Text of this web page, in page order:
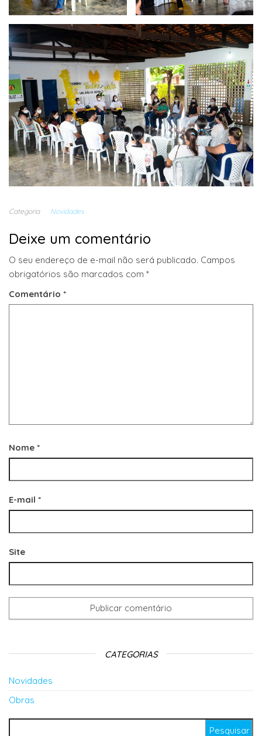
Categoria Novidades
Deixe um comentário
O seu endereço de e-mail não será publicado. Campos
obrigatórios são marcados com *
Comentário *
Nome *
E-mail *
Site
CATEGORIAS
Novidades
Obras